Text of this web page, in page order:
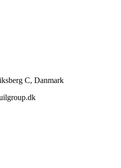
C, Danmark